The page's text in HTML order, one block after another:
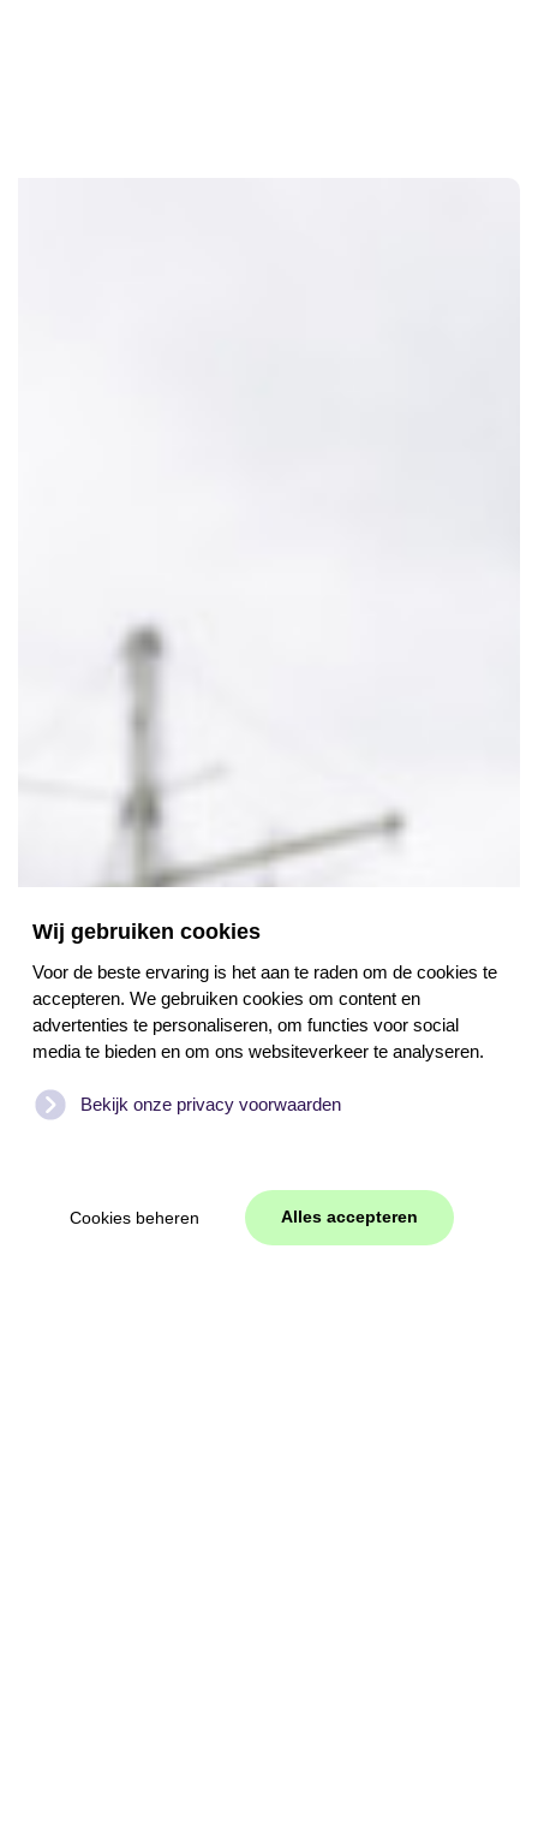
Wij gebruiken cookies
Voor de beste ervaring is het aan te raden om de cookies te
accepteren. We gebruiken cookies om content en
advertenties te personaliseren, om functies voor social
media te bieden en om ons websiteverkeer te analyseren.
Bekijk onze privacy voorwaarden
Cookies beheren Alles accepteren